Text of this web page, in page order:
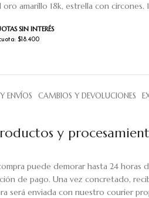
SIN INTERÉS
$18.400
amarillo 18k, estrella con circones.
ENVÍOS CAMBIOS Y DEVOLUCIONES
y
puede demorar hasta 24 horas
de pago. Una vez concretado,
será enviada con nuestro courier